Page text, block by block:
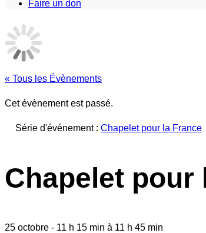
Faire un don
« Tous les Évènements
Cet évènement est passé.
Série d'événement : Chapelet pour la France
Chapelet pour
25 octobre - 11 h 15 min à 11 h 45 min